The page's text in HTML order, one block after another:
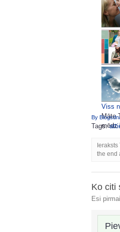
Ļoti
e-
gan
Viss
Māte
mēdz
By
Tags:
Ieraksts
the end
Ko citi
Esi